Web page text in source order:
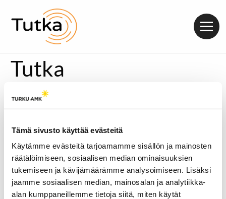
Tämä sivusto käyttää evästeitä
Käytämme evästeitä tarjoamamme sisällön ja mainosten
räätälöimiseen, sosiaalisen median ominaisuuksien
tukemiseen ja kävijämäärämme analysoimiseen. Lisäksi
jaamme sosiaalisen median, mainosalan ja analytiikka-
alan kumppaneillemme tietoja siitä, miten käytät
Tutka